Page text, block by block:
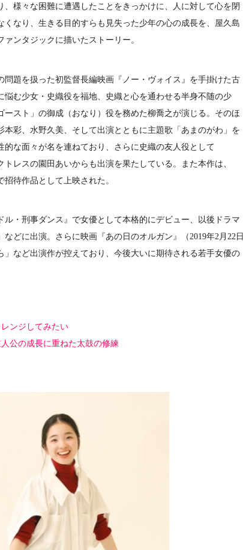
様々な困難に遭遇したことをきっかけに、人に対して心を閉
なり、生きる目的すらも見失った少年の心の成長を、屋久島
ンタジックに描いたストーリー。
題を扱った初監督長編映画『ノー・ヴォイス』を手掛けた古
む少女・史織役を福地、史織と心を通わせる半身不随の少
スト」の御成（おなり）役を務めた柳喬之が演じる。そのほ
彩、水野久美、そして出演とともに主題歌「あまのがわ」を
な面々が名を連ねており、さらに史織の友人役として
レスの園田あいからも出演を果たしている。また本作は、
待作品として上映された。
・刑事ダンス』で女優として本格的にデビュー、以後ドラマ
どに出演。さらに映画『あの日のオルガン』（2019年2月22日
」など出演作が控えており、今後大いに期待される若手女優の
ンジしてみたい
公の成長に重ねた太鼓の修練